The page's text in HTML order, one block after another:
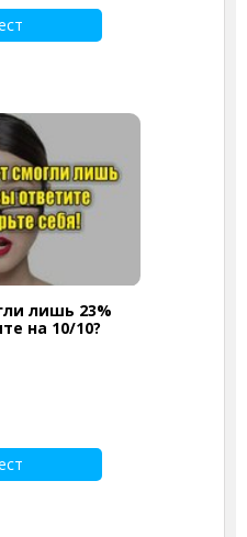
лишь 23%
на 10/10?